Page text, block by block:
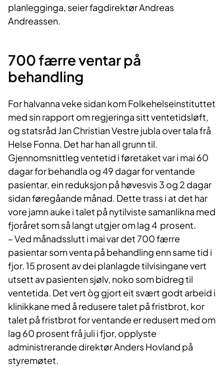
planlegginga, seier fagdirektør Andreas
Andreassen.
700 færre ventar på
behandling
For halvanna veke sidan kom Folkehelseinstituttet
med sin rapport om regjeringa sitt ventetidsløft,
og statsråd Jan Christian Vestre jubla over tala frå
Helse Fonna. Det har han all grunn til.
Gjennomsnittleg ventetid i føretaket var i mai 60
dagar for behandla og 49 dagar for ventande
pasientar, ein reduksjon på høvesvis 3 og 2 dagar
sidan føregåande månad. Dette trass i at det har
vore jamn auke i talet på nytilviste samanlikna med
fjoråret som så langt utgjer om lag 4 prosent.
– Ved månadsslutt i mai var det 700 færre
pasientar som venta på behandling enn same tid i
fjor. 15 prosent av dei planlagde tilvisingane vert
utsett av pasienten sjølv, noko som bidreg til
ventetida. Det vert òg gjort eit svært godt arbeid i
klinikkane med å redusere talet på fristbrot, kor
talet på fristbrot for ventande er redusert med om
lag 60 prosent frå juli i fjor, opplyste
administrerande direktør Anders Hovland på
styremøtet.